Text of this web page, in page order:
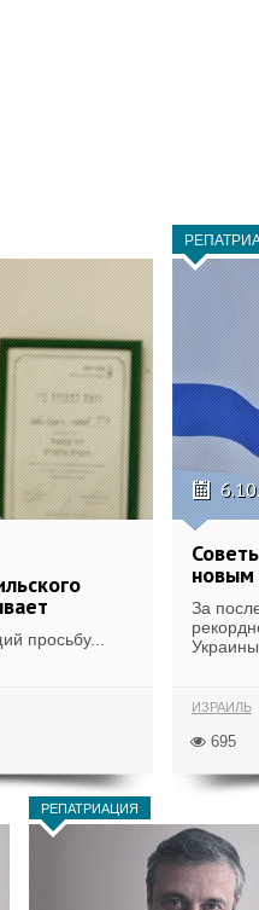
просьбу...
новым
За
ИЗРАИЛЬ
695
РЕПАТРИАЦИЯ